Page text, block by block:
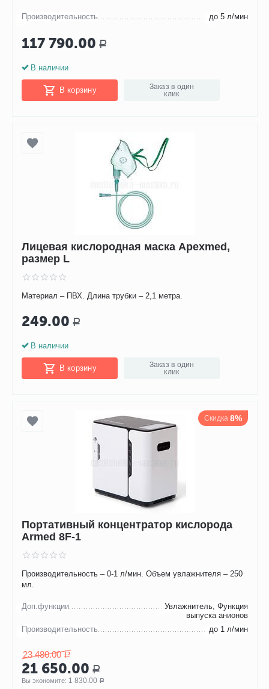
Производительность до 5 л/мин
117 790.00 Р
В наличии
В корзину
Заказ в один
клик
Лицевая кислородная маска Apexmed,
размер L
Материал – ПВХ. Длина трубки – 2,1 метра.
249.00 Р
В наличии
В корзину
Заказ в один
клик
Скидка 8%
Портативный концентратор кислорода
Armed 8F-1
Производительность – 0-1 л/мин. Объем увлажнителя – 250
мл.
Доп.функции
Увлажнитель, Функция
выпуска анионов
Производительность
до 1 л/мин
23 480.00 Р
21 650.00 Р
Вы экономите: 1 830.00 Р